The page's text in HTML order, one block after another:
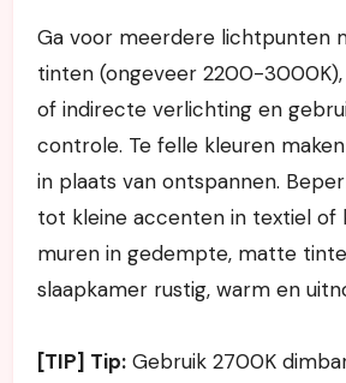
Ga voor meerdere lichtpunten
tinten (ongeveer 2200-
of indirecte verlichting en
controle. Te felle kleuren
in plaats van ontspannen.
tot kleine accenten in textiel of
muren in gedempte, matte
slaapkamer rustig, warm en
[TIP] Tip:Gebruik 2700K